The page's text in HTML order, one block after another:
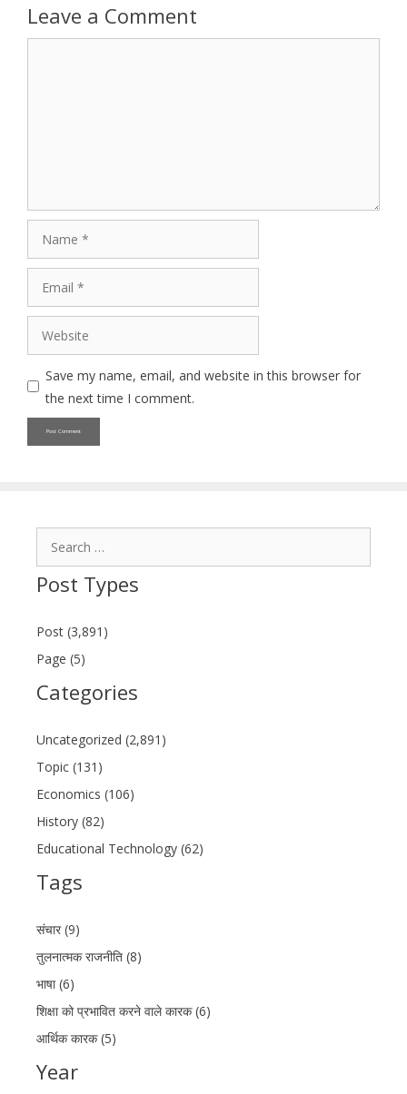
Leave a Comment
Save my name, email, and website in this browser for
the next time I comment.
Post Types
Post (3,891)
Page (5)
Categories
Uncategorized (2,891)
Topic (131)
Economics (106)
History (82)
Educational Technology (62)
Tags
संचार (9)
तुलनात्मक राजनीति (8)
भाषा (6)
शिक्षा को प्रभावित करने वाले कारक (6)
आर्थिक कारक (5)
Year